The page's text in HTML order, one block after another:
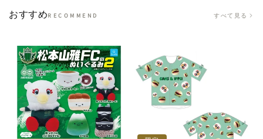
おすすめRECOMMEND すべて見る